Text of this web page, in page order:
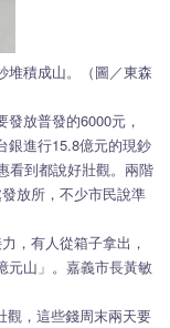
堆積成山。（圖／東森
放普發的6000元，
銀進行15.8億元的現鈔
看到都說好壯觀。兩階
放所，不少市民說準
，有人從箱子拿出，
元山」。嘉義市長黃敏
觀，這些錢周末兩天要